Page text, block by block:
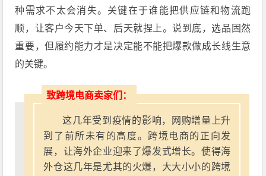
种需求不太会消失。关键在于谁能把供应链和物流跑
顺，让客户今天下单、后天就捏上。说到底，选品固然
重要，但履约能力才是决定能不能把爆款做成长线生意
的关键。
致跨境电商卖家们：
这几年受到疫情的影响，网购增量上升
到了前所未有的高度。跨境电商的正向发
展，让海外企业迎来了爆发式增长。使得海
外仓这几年是尤其的火爆，大大小小的跨境